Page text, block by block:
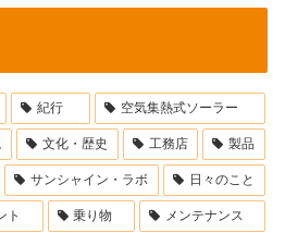
紀行 空気集熱式ソーラー
文化・歴史 工務店 製品
サンシャイン・ラボ 日々のこと
ト 乗り物 メンテナンス